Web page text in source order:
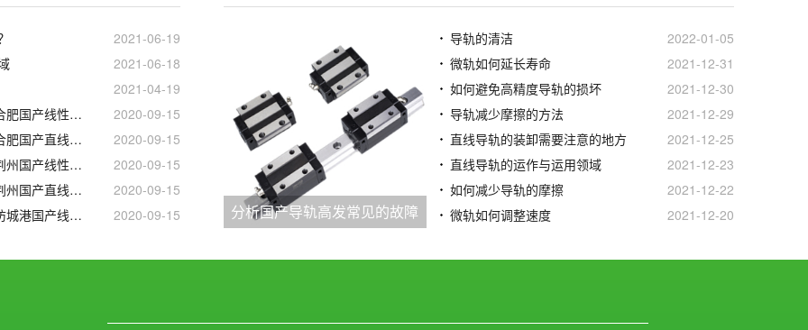
2021-06-19
2021-06-18
2021-04-19
徐州_赣州_淄博_合肥国产线性滑轨滑块
2020-09-15
徐州_赣州_淄博_合肥国产直线导轨滑块
2020-09-15
常州_南昌_唐山_荆州国产线性滑轨滑块
2020-09-15
常州_南昌_唐山_荆州国产直线导轨滑块
2020-09-15
江苏_江西_吉林_防城港国产线性滑轨滑块
2020-09-15 分析国产导轨高发常见的故障
导轨的清洁
2022-01-05
微轨如何延长寿命
2021-12-31
如何避免高精度导轨的损坏
2021-12-30
导轨减少摩擦的方法
2021-12-29
直线导轨的装卸需要注意的地方
2021-12-25
直线导轨的运作与运用领域
2021-12-23
如何减少导轨的摩擦
2021-12-22
微轨如何调整速度
2021-12-20